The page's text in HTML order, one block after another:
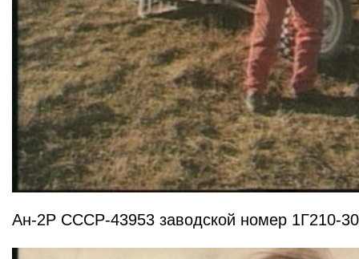
Ан-2Р СССР-43953 заводской номер 1Г210-30